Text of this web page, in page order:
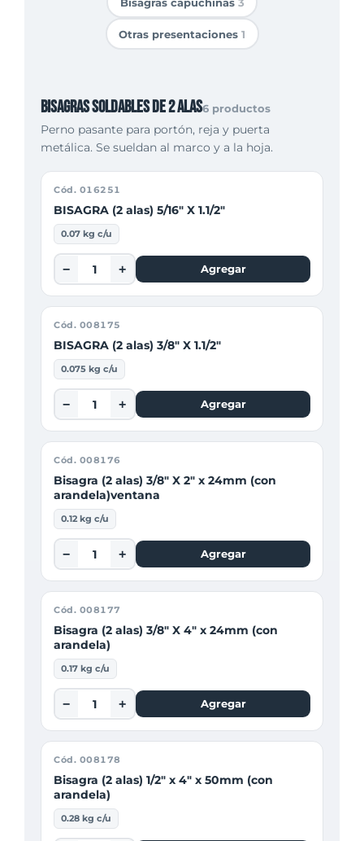
Otras presentaciones 1
Bisagras soldables de 2 alas6 productos
Perno pasante para portón, reja y puerta
metálica. Se sueldan al marco y a la hoja.
Cód. 016251
BISAGRA (2 alas) 5/16" X 1.1/2"
0.07 kg c/u
− + Agregar
Cód. 008175
BISAGRA (2 alas) 3/8" X 1.1/2"
0.075 kg c/u
− + Agregar
Cód. 008176
Bisagra (2 alas) 3/8" X 2" x 24mm (con
arandela)ventana
0.12 kg c/u
− + Agregar
Cód. 008177
Bisagra (2 alas) 3/8" X 4" x 24mm (con
arandela)
0.17 kg c/u
− + Agregar
Cód. 008178
Bisagra (2 alas) 1/2" x 4" x 50mm (con
arandela)
0.28 kg c/u